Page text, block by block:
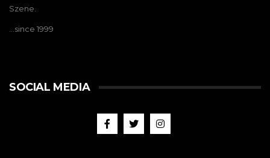
Szene.
…since 1999
SOCIAL MEDIA